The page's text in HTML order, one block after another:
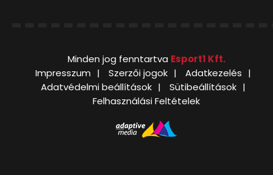
Minden jog fenntartva Esport1 Kft.
Impresszum
Szerzői jogok
Adatkezelés
Adatvédelmi beállítások
Sütibeállítások
Felhasználási Feltételek